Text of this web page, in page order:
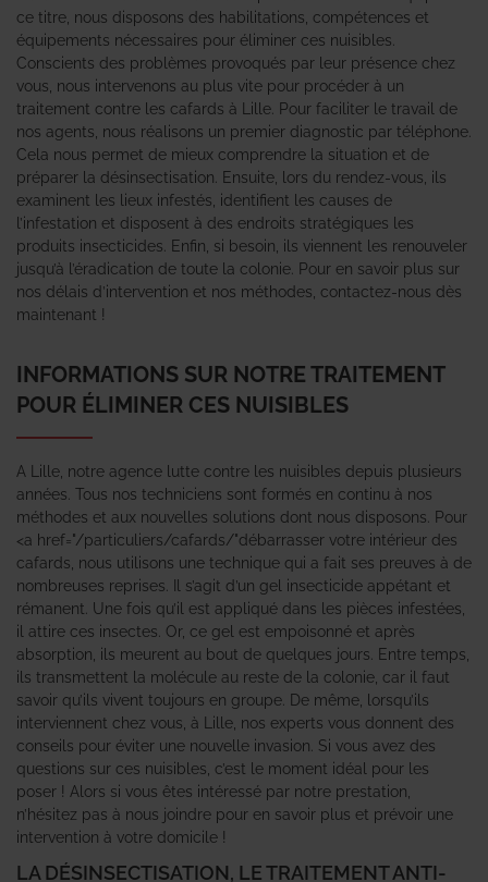
ce titre, nous disposons des habilitations, compétences et
équipements nécessaires pour éliminer ces nuisibles.
Conscients des problèmes provoqués par leur présence chez
vous, nous intervenons au plus vite pour procéder à un
traitement contre les cafards à Lille. Pour faciliter le travail de
nos agents, nous réalisons un premier diagnostic par téléphone.
Cela nous permet de mieux comprendre la situation et de
préparer la désinsectisation. Ensuite, lors du rendez-vous, ils
examinent les lieux infestés, identifient les causes de
l’infestation et disposent à des endroits stratégiques les
produits insecticides. Enfin, si besoin, ils viennent les renouveler
jusqu’à l’éradication de toute la colonie. Pour en savoir plus sur
nos délais d’intervention et nos méthodes, contactez-nous dès
maintenant !
INFORMATIONS SUR NOTRE TRAITEMENT
POUR ÉLIMINER CES NUISIBLES
A Lille, notre agence lutte contre les nuisibles depuis plusieurs
années. Tous nos techniciens sont formés en continu à nos
méthodes et aux nouvelles solutions dont nous disposons. Pour
<a href="/particuliers/cafards/"débarrasser votre intérieur des
cafards, nous utilisons une technique qui a fait ses preuves à de
nombreuses reprises. Il s’agit d’un gel insecticide appétant et
rémanent. Une fois qu’il est appliqué dans les pièces infestées,
il attire ces insectes. Or, ce gel est empoisonné et après
absorption, ils meurent au bout de quelques jours. Entre temps,
ils transmettent la molécule au reste de la colonie, car il faut
savoir qu’ils vivent toujours en groupe. De même, lorsqu’ils
interviennent chez vous, à Lille, nos experts vous donnent des
conseils pour éviter une nouvelle invasion. Si vous avez des
questions sur ces nuisibles, c’est le moment idéal pour les
poser ! Alors si vous êtes intéressé par notre prestation,
n’hésitez pas à nous joindre pour en savoir plus et prévoir une
intervention à votre domicile !
LA DÉSINSECTISATION, LE TRAITEMENT ANTI-